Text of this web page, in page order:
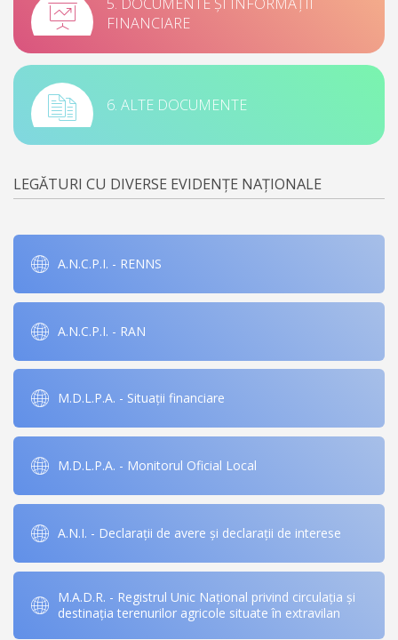
FINANCIARE
6. ALTE DOCUMENTE
LEGĂTURI CU DIVERSE EVIDENȚE NAȚIONALE
A.N.C.P.I. - RENNS
A.N.C.P.I. - RAN
M.D.L.P.A. - Situații financiare
M.D.L.P.A. - Monitorul Oficial Local
A.N.I. - Declarații de avere și declarații de interese
M.A.D.R. - Registrul Unic Național privind circulația și
destinația terenurilor agricole situate în extravilan